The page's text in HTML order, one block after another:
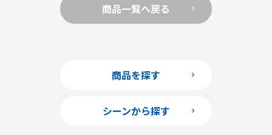
商品一覧へ戻る
商品を探す
シーンから探す